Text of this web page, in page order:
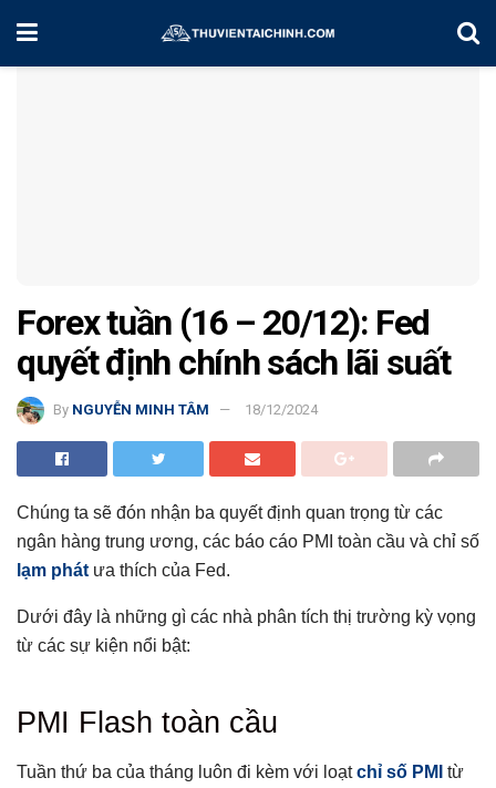
Home Chiến Lược Đầu Tư
Forex tuần (16 – 20/12): Fed
quyết định chính sách lãi suất
By NGUYỄN MINH TÂM 18/12/2024
Chúng ta sẽ đón nhận ba quyết định quan trọng từ các
ngân hàng trung ương, các báo cáo PMI toàn cầu và chỉ số
lạm phát ưa thích của Fed.
Dưới đây là những gì các nhà phân tích thị trường kỳ vọng
từ các sự kiện nổi bật:
Dữ liệu việc làm tại Anh
PMI Flash toàn cầu
Tuần thứ ba của tháng luôn đi kèm với loạtchỉ số PMI từ